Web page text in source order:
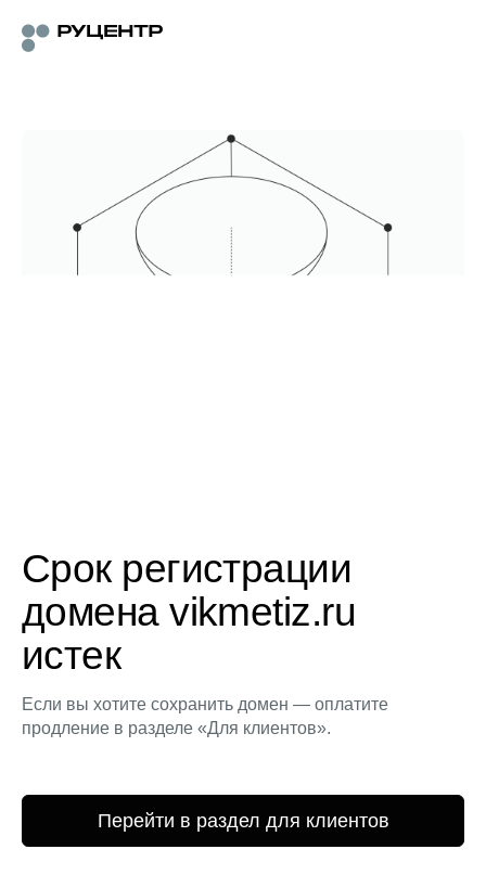
Срок регистрации
домена vikmetiz.ru
истек
Если вы хотите сохранить домен — оплатите
продление в разделе «Для клиентов».
Перейти в раздел для клиентов